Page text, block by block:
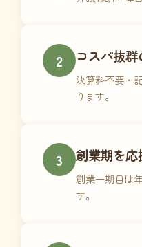
2 コスパ抜
決算料不要・
ります。
3 創業期を応
創業一期目は
す。